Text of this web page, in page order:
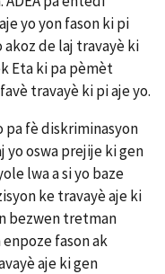
yo yon fason ki pi
akoz de laj travayè ki
Eta ki pa pèmèt
travayè ki pi aje yo.
pa fè diskriminasyon
yo oswa prejije ki gen
lwa a si yo baze
ke travayè aje ki
bezwen tretman
fason ak
aje ki gen